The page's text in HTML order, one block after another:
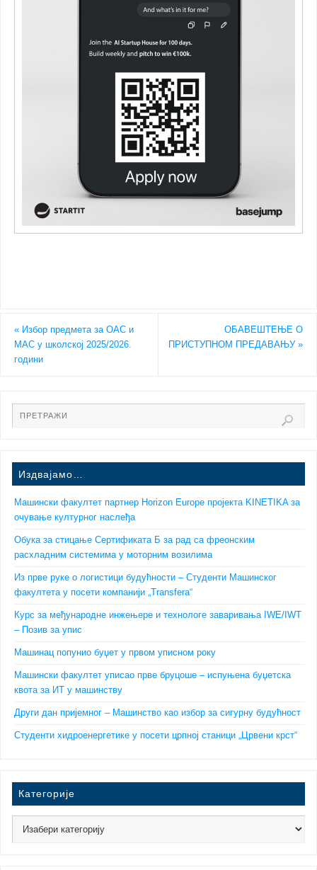
«Избор предмета за ОАС и
МАС у школској 2025/2026.
години
ОБАВЕШТЕЊЕ О
ПРИСТУПНОМ ПРЕДАВАЊУ»
Издвајамо…
Машински факултет партнер Horizon Europe пројекта KINETIKA за
очување културног наслеђа
Обука за стицање Сертификата Б за рад са фреонским
расхладним системима у моторним возилима
Из прве руке о логистици будућности – Студенти Машинског
факултета у посети компанији „Transfera“
Курс за међународне инжењере и технологе заваривања IWE/IWT
– Позив за упис
Машинац попунио буџет у првом уписном року
Машински факултет уписао прве бруцоше – испуњена буџетска
квота за ИТ у машинству
Други дан пријемног – Машинство као избор за сигурну будућност
Студенти хидроенергетике у посети црпној станици „Црвени крст“
Категорије